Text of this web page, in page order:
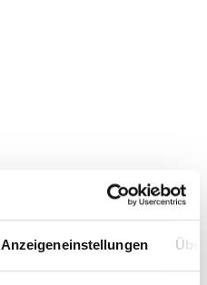
Anzeigeneinstellungen